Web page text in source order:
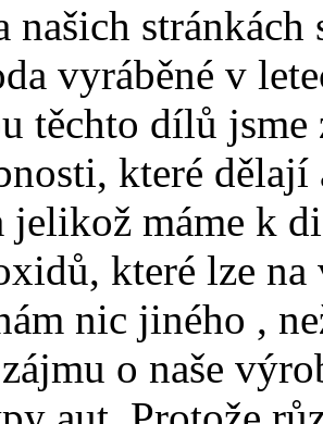
našich
vyráběné v
těchto dílů
které
jelikož máme k
které lze
nic jiného ,
o naše